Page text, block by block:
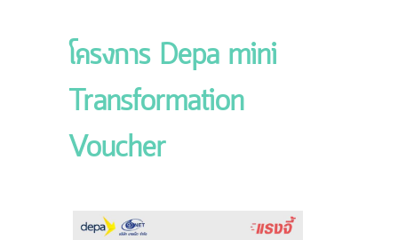
โครงการ Depa mini
Transformation
Voucher